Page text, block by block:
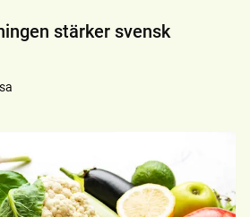
stärker svensk